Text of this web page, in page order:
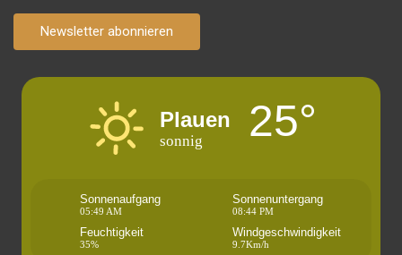
Newsletter abonnieren
Plauen
sonnig 25°
Sonnenaufgang
05:49 AM
Sonnenuntergang
08:44 PM
Feuchtigkeit
35%
Windgeschwindigkeit
9.7Km/h